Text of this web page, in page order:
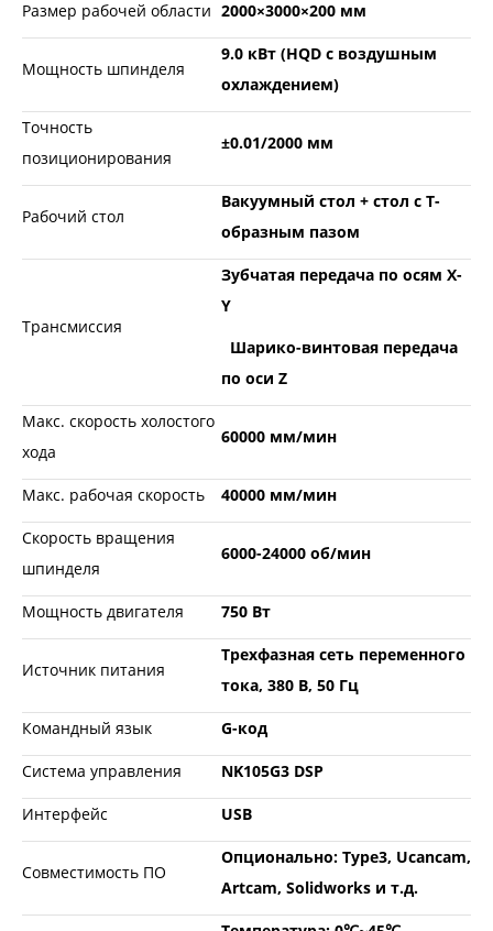
Размер рабочей области 2000×3000×200 мм
Мощность шпинделя
9.0 кВт (HQD с воздушным
охлаждением)
Точность
позиционирования
±0.01/2000 мм
Рабочий стол
Вакуумный стол + стол с Т-
образным пазом
Трансмиссия
Зубчатая передача по осям X-
Y
Шарико-винтовая передача
по оси Z
Макс. скорость холостого
хода
60000 мм/мин
Макс. рабочая скорость 40000 мм/мин
Скорость вращения
шпинделя
6000-24000 об/мин
Мощность двигателя 750 Вт
Источник питания
Трехфазная сеть переменного
тока, 380 В, 50 Гц
Командный язык G-код
Система управления NK105G3 DSP
Интерфейс USB
Совместимость ПО
Опционально: Type3, Ucancam,
Artcam, Solidworks и т.д.